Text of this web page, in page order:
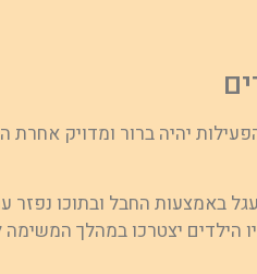
יהיה ברור ומדויק אחרת
באמצעות החבל ובתוכו נפזר
הילדים יצטרכו במהלך